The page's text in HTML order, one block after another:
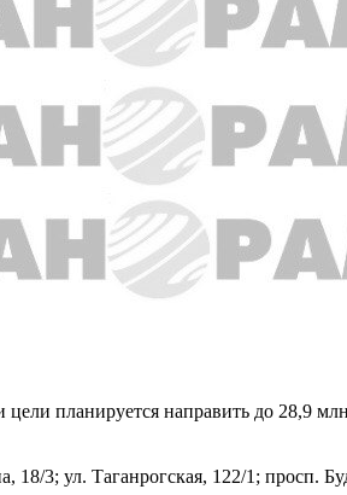
планируется направить до 28,9
3; ул. Таганрогская, 122/1; просп.